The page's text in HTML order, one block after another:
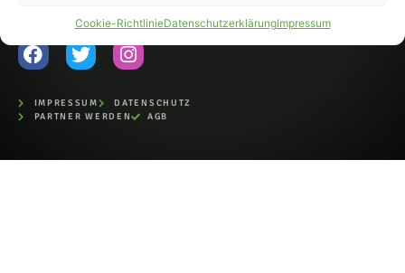
Cookie-RichtlinieDatenschutzerklärungImpressum
IMPRESSUM
DATENSCHUTZ
PARTNER WERDEN
AGB